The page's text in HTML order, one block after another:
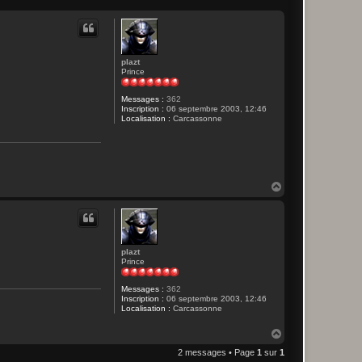
plazt
Prince
Messages : 362
Inscription : 06 septembre 2003, 12:46
Localisation : Carcassonne
plazt
Prince
Messages : 362
Inscription : 06 septembre 2003, 12:46
Localisation : Carcassonne
u
2 messages • Page 1 sur 1